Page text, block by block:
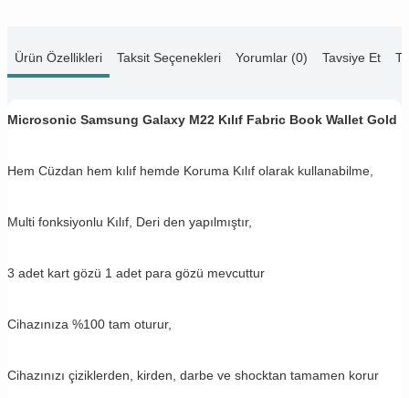
Ürün Özellikleri Taksit Seçenekleri Yorumlar (0) Tavsiye Et
Microsonic Samsung Galaxy M22 Kılıf Fabric Book Wallet Gold
Hem Cüzdan hem kılıf hemde Koruma Kılıf olarak kullanabilme,
Multi fonksiyonlu Kılıf, Deri den yapılmıştır,
3 adet kart gözü 1 adet para gözü mevcuttur
Cihazınıza %100 tam oturur,
Cihazınızı çiziklerden, kirden, darbe ve shocktan tamamen korur